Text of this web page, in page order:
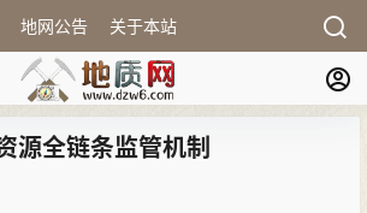
地网公告 关于本站
源全链条监管机制